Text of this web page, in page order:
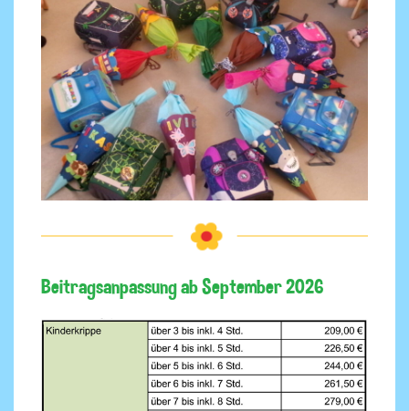
Beitragsanpassung ab September 2026